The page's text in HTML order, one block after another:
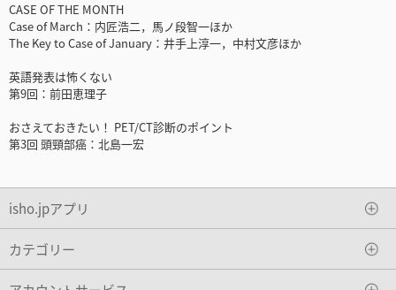
CASE OF THE MONTH
Case of March：内匠浩二，馬ノ段智一ほか
The Key to Case of January：井手上淳一，中村文彦ほか
英語発表は怖くない
第9回：前田恵理子
おさえておきたい！ PET/CT診断のポイント
第3回 頭頸部癌：北島一宏
isho.jpアプリ
カテゴリー